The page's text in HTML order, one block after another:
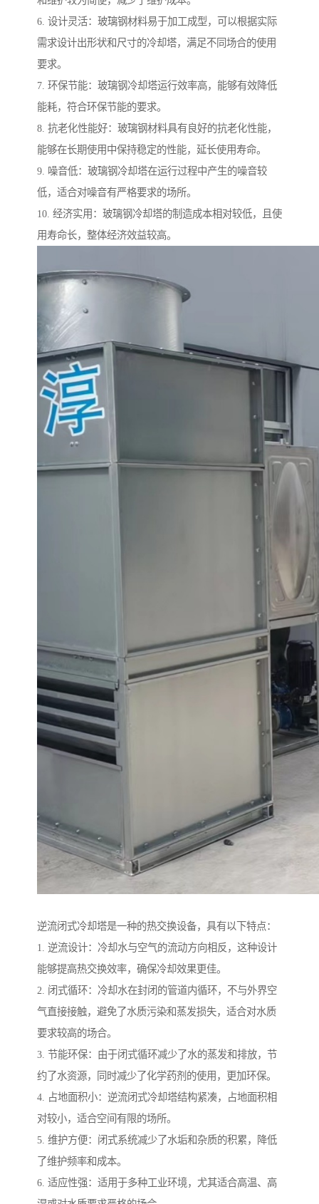
6. 设计灵活：玻璃钢材料易于加工成型，可以根据实际
需求设计出形状和尺寸的冷却塔，满足不同场合的使用
要求。
7. 环保节能：玻璃钢冷却塔运行效率高，能够有效降低
能耗，符合环保节能的要求。
8. 抗老化性能好：玻璃钢材料具有良好的抗老化性能，
能够在长期使用中保持稳定的性能，延长使用寿命。
9. 噪音低：玻璃钢冷却塔在运行过程中产生的噪音较
低，适合对噪音有严格要求的场所。
10. 经济实用：玻璃钢冷却塔的制造成本相对较低，且使
用寿命长，整体经济效益较高。
逆流闭式冷却塔是一种的热交换设备，具有以下特点：
1. 逆流设计：冷却水与空气的流动方向相反，这种设计
能够提高热交换效率，确保冷却效果更佳。
2. 闭式循环：冷却水在封闭的管道内循环，不与外界空
气直接接触，避免了水质污染和蒸发损失，适合对水质
要求较高的场合。
3. 节能环保：由于闭式循环减少了水的蒸发和排放，节
约了水资源，同时减少了化学药剂的使用，更加环保。
4. 占地面积小：逆流闭式冷却塔结构紧凑，占地面积相
对较小，适合空间有限的场所。
5. 维护方便：闭式系统减少了水垢和杂质的积累，降低
了维护频率和成本。
6. 适应性强：适用于多种工业环境，尤其适合高温、高